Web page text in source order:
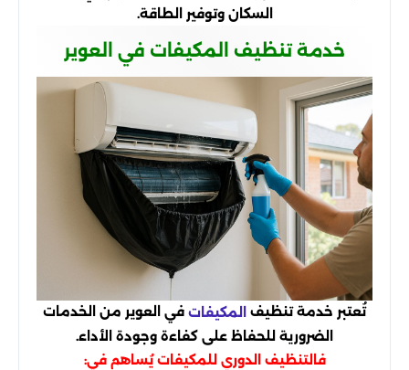
السكان وتوفير الطاقة.
خدمة تنظيف المكيفات في العوير
تُعتبر خدمة تنظيف المكيفات في العوير من الخدمات
الضرورية للحفاظ على كفاءة وجودة الأداء.
فالتنظيف الدوري للمكيفات يُساهم في: